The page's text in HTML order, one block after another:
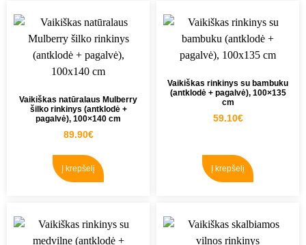
Vaikiškas natūralaus Mulberry
šilko rinkinys (antklodė +
pagalvė), 100×140 cm
89.90€
Į krepšelį
Vaikiškas rinkinys su bambuku
(antklodė + pagalvė), 100×135
cm
59.10€
Į krepšelį